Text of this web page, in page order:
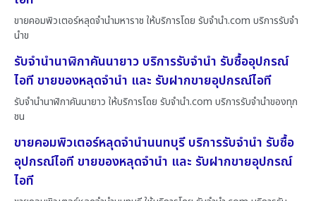
ขายคอมพิวเตอร์หลุดจำนำมหาราช ให้บริการโดย รับจํานํา.com บริการรับจำ
นำข
รับจำนำนาฬิกาคันนายาว บริการรับจำนำ รับซื้ออุปกรณ์
ไอที ขายของหลุดจำนำ และ รับฝากขายอุปกรณ์ไอที
รับจำนำนาฬิกาคันนายาว ให้บริการโดย รับจํานํา.com บริการรับจำนำของทุก
ชน
ขายคอมพิวเตอร์หลุดจำนำนนทบุรี บริการรับจำนำ รับซื้อ
อุปกรณ์ไอที ขายของหลุดจำนำ และ รับฝากขายอุปกรณ์
ไอที